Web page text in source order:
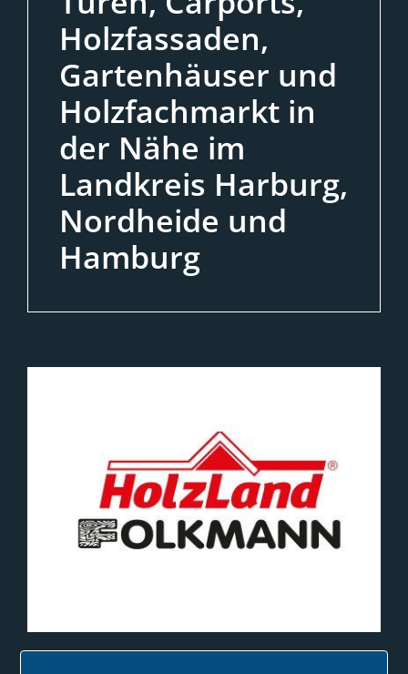
Holzfassaden,
Gartenhäuser und
Holzfachmarkt in
der Nähe im
Landkreis Harburg,
Nordheide und
Hamburg